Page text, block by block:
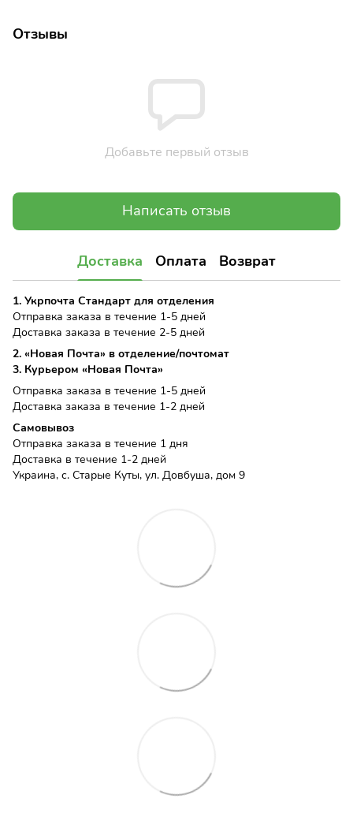
Отзывы
Добавьте первый отзыв
Написать отзыв
Доставка Оплата Возврат
1. Укрпочта Стандарт для отделения
Отправка заказа в течение 1-5 дней
Доставка заказа в течение 2-5 дней
2. «Новая Почта» в отделение/почтомат
3. Курьером «Новая Почта»
Отправка заказа в течение 1-5 дней
Доставка заказа в течение 1-2 дней
Самовывоз
Отправка заказа в течение 1 дня
Доставка в течение 1-2 дней
Украина, с. Старые Куты, ул. Довбуша, дом 9